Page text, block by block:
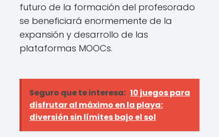
futuro de la formación del profesorado
se beneficiará enormemente de la
expansión y desarrollo de las
plataformas MOOCs.
Seguro que te interesa: 10 juegos para
disfrutar al máximo en la playa:
diversión sin límites bajo el sol